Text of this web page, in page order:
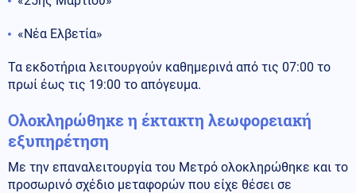
«Νέα Ελβετία»
Τα εκδοτήρια λειτουργούν καθημερινά από τις 07:00 το
πρωί έως τις 19:00 το απόγευμα.
Ολοκληρώθηκε η έκτακτη λεωφορειακή
εξυπηρέτηση
Με την επαναλειτουργία του Μετρό ολοκληρώθηκε και το
προσωρινό σχέδιο μεταφορών που είχε θέσει σε